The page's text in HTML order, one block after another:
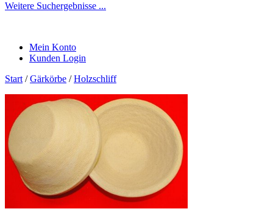
Weitere Suchergebnisse ...
Mein Konto
Kunden Login
Start /Gärkörbe /Holzschliff